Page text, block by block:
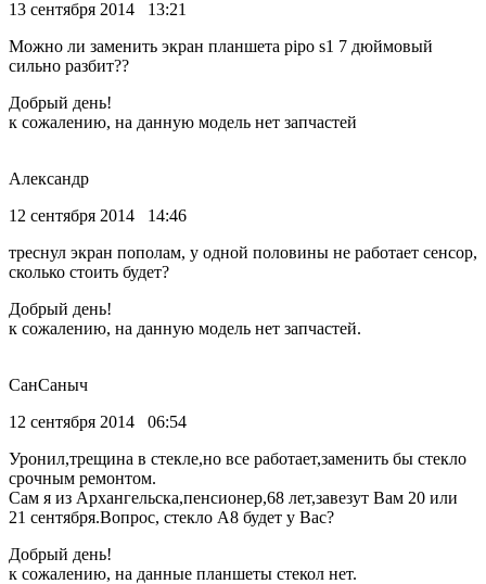
13 сентября 2014 13:21
Можно ли заменить экран планшета pipo s1 7 дюймовый
сильно разбит??
Добрый день!
к сожалению, на данную модель нет запчастей
Александр
12 сентября 2014 14:46
треснул экран пополам, у одной половины не работает сенсор,
сколько стоить будет?
Добрый день!
к сожалению, на данную модель нет запчастей.
СанСаныч
12 сентября 2014 06:54
Уронил,трещина в стекле,но все работает,заменить бы стекло
срочным ремонтом.
Сам я из Архангельска,пенсионер,68 лет,завезут Вам 20 или
21 сентября.Вопрос, стекло А8 будет у Вас?
Добрый день!
к сожалению, на данные планшеты стекол нет.